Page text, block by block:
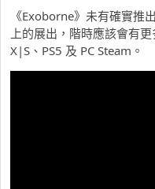
《Exoborne》未有確實推
上的展出，階時應該會有
X|S、PS5 及 PC Steam。